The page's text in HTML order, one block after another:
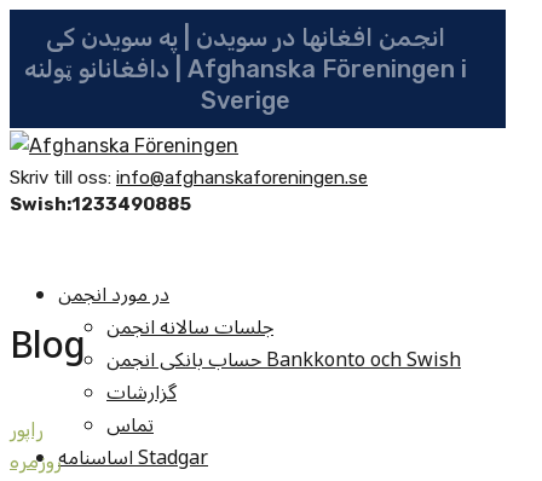
انجمن افغانها در سویدن | په سویدن کی
دافغانانو ټولنه | Afghanska Föreningen i
Sverige
Skriv till oss: info@afghanskaforeningen.se
Swish:1233490885
در مورد انجمن
جلسات سالانه انجمن
حساب بانکی انجمن Bankkonto och Swish
گزارشات
تماس
اساسنامه Stadgar
Blog
راپور
روزمره